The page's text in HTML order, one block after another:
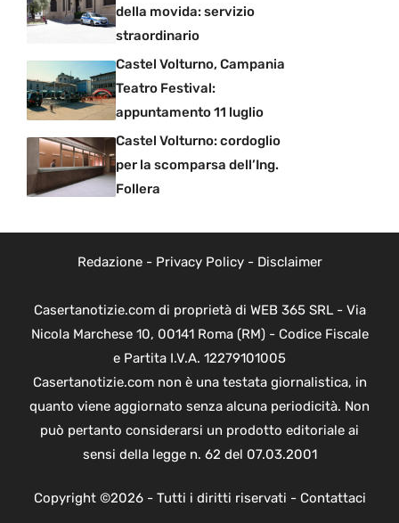
della movida: servizio
straordinario
Castel Volturno, Campania
Teatro Festival:
appuntamento 11 luglio
Castel Volturno: cordoglio
per la scomparsa dell’Ing.
Follera
Redazione- Privacy Policy- Disclaimer
Casertanotizie.com di proprietà di WEB 365 SRL - Via
Nicola Marchese 10, 00141 Roma (RM) - Codice Fiscale
e Partita I.V.A. 12279101005
Casertanotizie.com non è una testata giornalistica, in
quanto viene aggiornato senza alcuna periodicità. Non
può pertanto considerarsi un prodotto editoriale ai
sensi della legge n. 62 del 07.03.2001
Copyright ©2026 - Tutti i diritti riservati - Contattaci